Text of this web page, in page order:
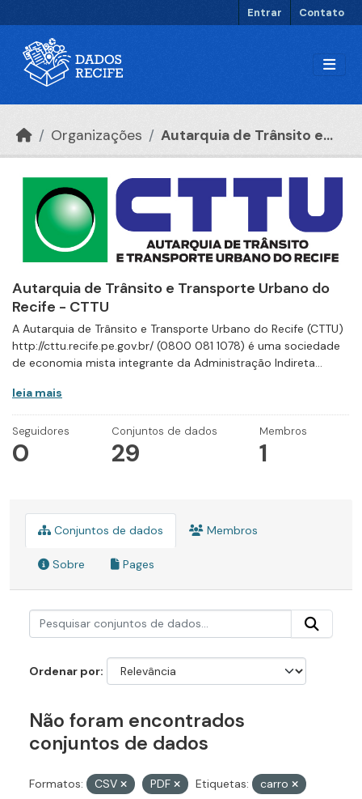
Entrar Contato
Organizações Autarquia de Trânsito e...
Autarquia de Trânsito e Transporte Urbano do
Recife - CTTU
A Autarquia de Trânsito e Transporte Urbano do Recife (CTTU)
http://cttu.recife.pe.gov.br/ (0800 081 1078) é uma sociedade
de economia mista integrante da Administração Indireta...
leia mais
Seguidores
0
Conjuntos de dados
29
Membros
1
Conjuntos de dados Membros
Sobre Pages
Ordenar por
Não foram encontrados
conjuntos de dados
Formatos: CSV PDF Etiquetas:
carro